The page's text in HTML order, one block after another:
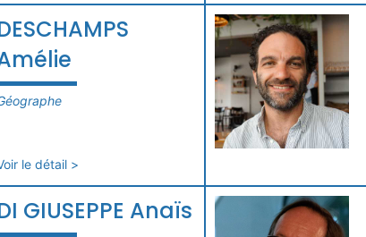
le détail >
GIUSEPPE Anaïs